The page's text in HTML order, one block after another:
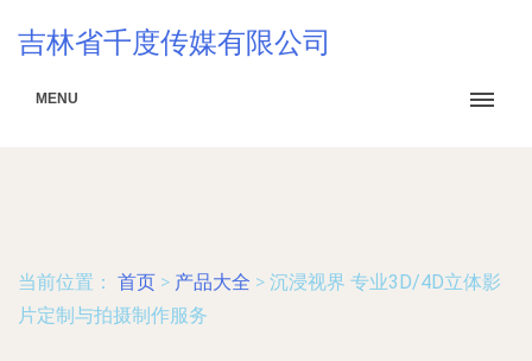
吉林省千度传媒有限公司
MENU
当前位置： 首页 > 产品大全 > 沉浸视界 专业3D/4D立体影
片定制与拍摄制作服务